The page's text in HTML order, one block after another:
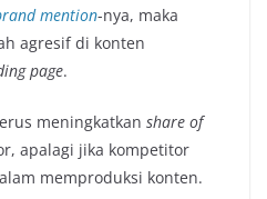
mention-nya, maka
agresif di konten
page.
meningkatkan share of
apalagi jika kompetitor
memproduksi konten.